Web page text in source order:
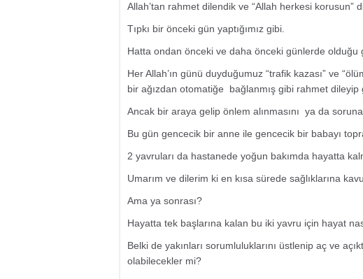
Allah’tan rahmet dilendik ve “Allah herkesi korusun”
Tıpkı bir önceki gün yaptığımız gibi.
Hatta ondan önceki ve daha önceki günlerde olduğu
Her Allah’ın günü duyduğumuz “trafik kazası” ve
bir ağızdan otomatiğe bağlanmış gibi rahmet dileyip
Ancak bir araya gelip önlem alınmasını ya da
Bu gün gencecik bir anne ile gencecik bir babayı
2 yavruları da hastanede yoğun bakımda hayatta
Umarım ve dilerim ki en kısa sürede sağlıklarına
Ama ya sonrası?
Hayatta tek başlarına kalan bu iki yavru için hayat
Belki de yakınları sorumluluklarını üstlenip aç ve
olabilecekler mi?